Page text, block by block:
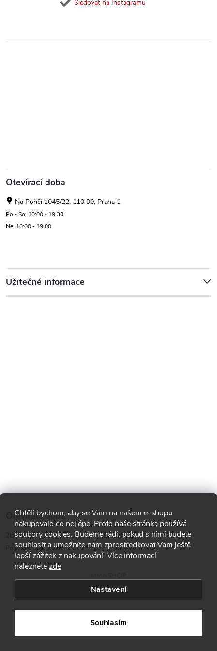
Chtěli bychom, aby se Vám na našem e-shopu
nakupovalo co nejlépe. Proto naše stránka používá
soubory cookies. Budeme rádi, pokud s nimi budete
souhlasit a umožníte nám zprostředkovat Vám ještě
lepší zážitek z nakupování. Více informací
naleznetezde
Nastavení
Souhlasím
Sledovat na Instagramu
Otevírací doba
Na Poříčí 1045/22, 110 00, Praha 1
Po - So: 10:00 - 19:30
Ne: 10:00 - 19:00
Užitečné informace
Otevírací doba
Zborovská 1287, Smíchov, 150 00 Praha 5
Po - Pá: 12:00 - 18:00